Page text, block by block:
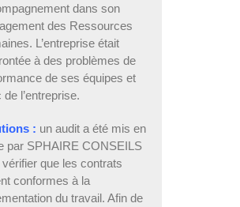
dans son
des Ressources
L’entreprise était
à des problèmes de
de ses équipes et
de l’entreprise.
: un audit a été mis en
par SPHAIRE CONSEILS
vérifier que les contrats
conformes à la
du travail. Afin de